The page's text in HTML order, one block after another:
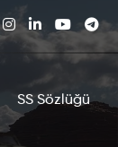
SS Sözlüğü